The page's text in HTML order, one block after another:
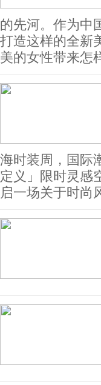
的先河。作为中
打造这样的全新
美的女性带来怎
海时装周，国际
定义」限时灵感
启一场关于时尚